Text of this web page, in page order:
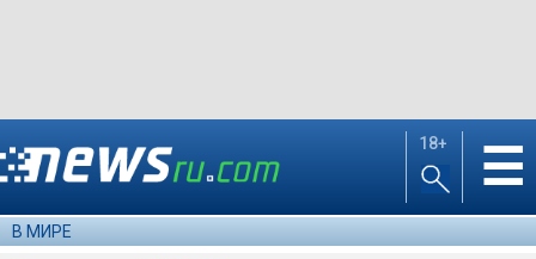
18+ ☰
В МИРЕ